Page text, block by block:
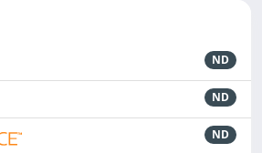
ND
ND
ND